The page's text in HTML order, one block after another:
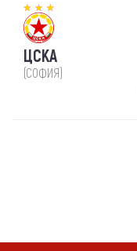
ЦСКА
(СОФИЯ)